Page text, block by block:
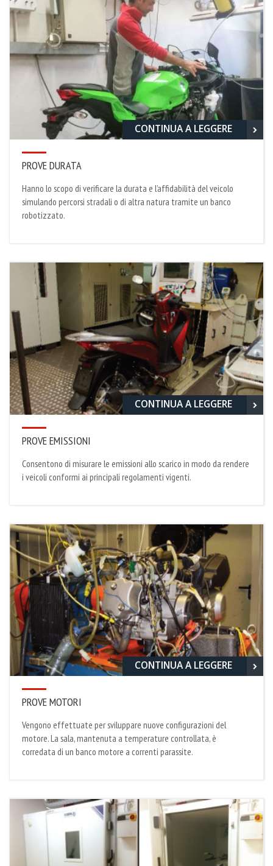
CONTINUA A LEGGERE
PROVE DURATA
Hanno lo scopo di verificare la durata e l’affidabilità del veicolo
simulando percorsi stradali o di altra natura tramite un banco
robotizzato.
CONTINUA A LEGGERE
PROVE EMISSIONI
Consentono di misurare le emissioni allo scarico in modo da rendere
i veicoli conformi ai principali regolamenti vigenti.
CONTINUA A LEGGERE
PROVE MOTORI
Vengono effettuate per sviluppare nuove configurazioni del
motore. La sala, mantenuta a temperature controllata, è
corredata di un banco motore a correnti parassite.